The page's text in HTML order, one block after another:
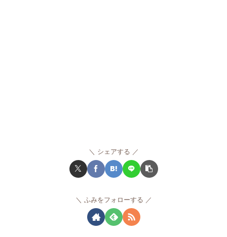
シェアする
ふみをフォローする